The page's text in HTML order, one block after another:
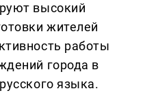
высокий
жителей
работы
города в
языка.